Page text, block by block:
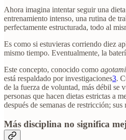
Ahora imagina intentar seguir una
entrenamiento intenso, una rutina de
perfectamente estructurada, todo al
Es como si estuvieras corriendo diez
mismo tiempo. Eventualmente, la
Este concepto, conocido como
está respaldado por investigaciones3.
de la fuerza de voluntad, más débil se
personas que hacen dietas estrictas a
después de semanas de restricción; sus
Más disciplina no significa